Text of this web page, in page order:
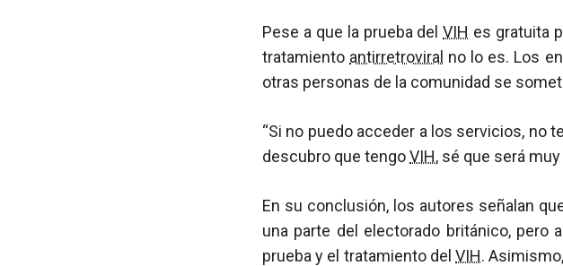
Pese a que la prueba delVIH es gratuita
tratamiento antirretroviral no lo es. Los
otras personas de la comunidad se
“Si no puedo acceder a los servicios, no
descubro que tengoVIH, sé que será
En su conclusión, los autores señalan
una parte del electorado británico, pero
prueba y el tratamiento delVIH.